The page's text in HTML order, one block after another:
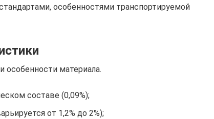
особенностями транспортируемой
особенности материала.
составе (0,09%);
от 1,2% до 2%);